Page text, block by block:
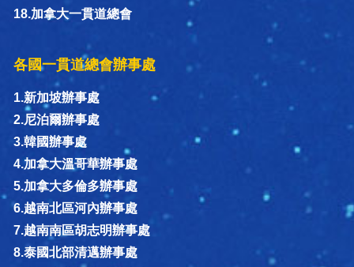
18.加拿大一貫道總會
各國一貫道總會辦事處
1.新加坡辦事處
2.尼泊爾辦事處
3.韓國辦事處
4.加拿大溫哥華辦事處
5.加拿大多倫多辦事處
6.越南北區河內辦事處
7.越南南區胡志明辦事處
8.泰國北部清邁辦事處